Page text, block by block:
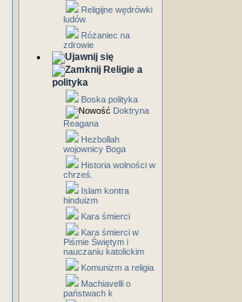
Religijne wędrówki
ludów
Różaniec na
zdrowie
Religie a
polityka
Boska polityka
Doktryna
Reagana
Hezbollah
wojownicy Boga
Historia wolności w
chrześ.
Islam kontra
hinduizm
Kara śmierci
Kara śmierci w
Piśmie Świętym i
nauczaniu katolickim
Komunizm a religia
Machiavelli o
państwach k